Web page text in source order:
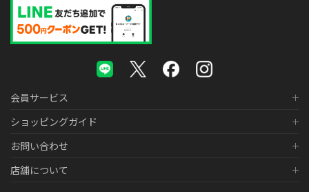
会員サービス
ショッピングガイド
お問い合わせ
店舗について